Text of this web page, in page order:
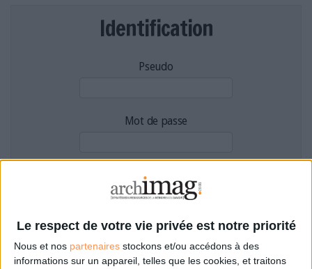
Le respect de votre vie privée est notre priorité
Nous et nos partenaires stockons et/ou accédons à des
informations sur un appareil, telles que les cookies, et traitons
LES LIVRES BLANCS
LES SUPPLÉMENTS
Identification
Pseudo
Mot de passe
Filtre anti-spam